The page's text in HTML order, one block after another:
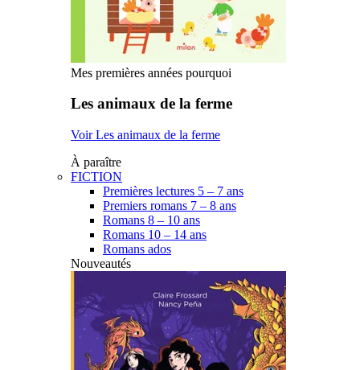
Mes premières années pourquoi
Les animaux de la ferme
Voir Les animaux de la ferme
À paraître
FICTION
Premières lectures 5 – 7 ans
Premiers romans 7 – 8 ans
Romans 8 – 10 ans
Romans 10 – 14 ans
Romans ados
Nouveautés